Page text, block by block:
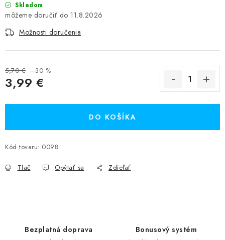
Skladom
11.8.2026
Možnosti doručenia
5,70 € –30 %
3,99 €
DO KOŠÍKA
Kód tovaru: 0098
Tlač Opýtať sa Zdieľať
Bezplatná doprava Bonusový systém